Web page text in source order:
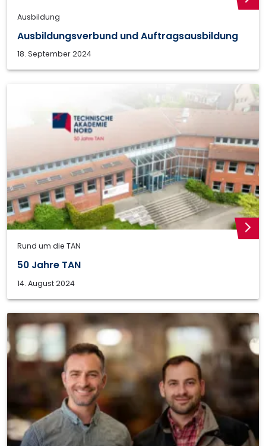
Ausbildung
Ausbildungsverbund und Auftragsausbildung
18. September 2024
Rund um die TAN
50 Jahre TAN
14. August 2024